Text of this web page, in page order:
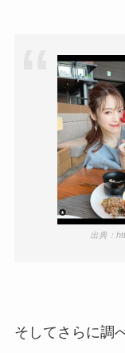
出典：
そしてさらに調